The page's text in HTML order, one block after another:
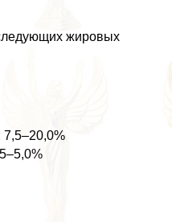
жировых
7,5–20,0%